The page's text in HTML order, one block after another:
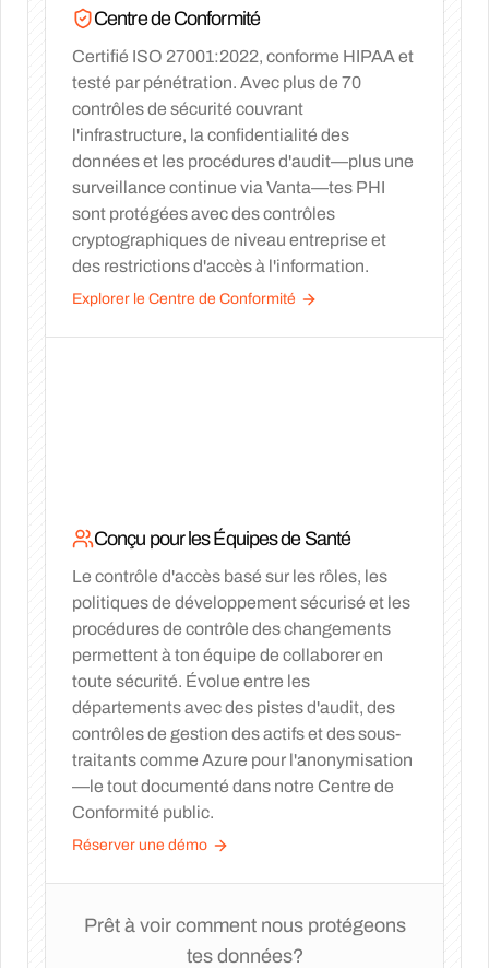
Centre de Conformité
Certifié ISO 27001:2022, conforme HIPAA et
testé par pénétration. Avec plus de 70
contrôles de sécurité couvrant
l'infrastructure, la confidentialité des
données et les procédures d'audit—plus une
surveillance continue via Vanta—tes PHI
sont protégées avec des contrôles
cryptographiques de niveau entreprise et
des restrictions d'accès à l'information.
Explorer le Centre de Conformité
Conçu pour les Équipes de Santé
Le contrôle d'accès basé sur les rôles, les
politiques de développement sécurisé et les
procédures de contrôle des changements
permettent à ton équipe de collaborer en
toute sécurité. Évolue entre les
départements avec des pistes d'audit, des
contrôles de gestion des actifs et des sous-
traitants comme Azure pour l'anonymisation
—le tout documenté dans notre Centre de
Conformité public.
Réserver une démo
Prêt à voir comment nous protégeons
tes données?